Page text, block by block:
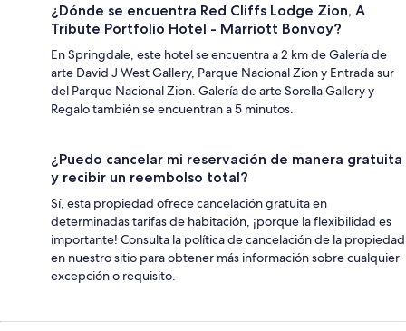
¿Dónde se encuentra Red Cliffs Lodge Zion, A
Tribute Portfolio Hotel - Marriott Bonvoy?
En Springdale, este hotel se encuentra a 2 km de Galería de
arte David J West Gallery, Parque Nacional Zion y Entrada sur
del Parque Nacional Zion. Galería de arte Sorella Gallery y
Regalo también se encuentran a 5 minutos.
¿Puedo cancelar mi reservación de manera gratuita
y recibir un reembolso total?
Sí, esta propiedad ofrece cancelación gratuita en
determinadas tarifas de habitación, ¡porque la flexibilidad es
importante! Consulta la política de cancelación de la propiedad
en nuestro sitio para obtener más información sobre cualquier
excepción o requisito.